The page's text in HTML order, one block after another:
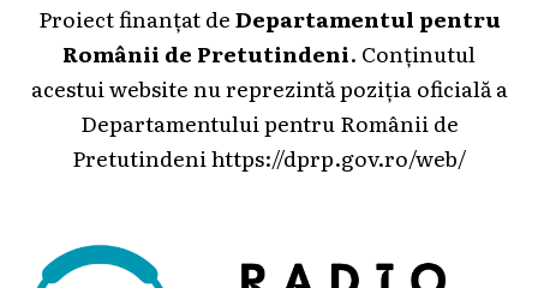
Proiect finanțat deDepartamentul pentru
Românii de Pretutindeni. Conținutul
acestui website nu reprezintă poziția oficială a
Departamentului pentru Românii de
Pretutindeni https://dprp.gov.ro/web/